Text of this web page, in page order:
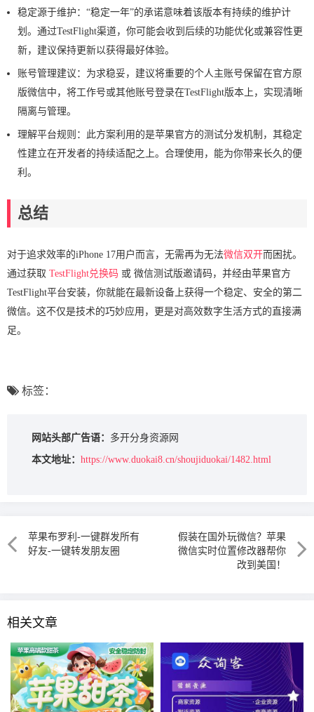
稳定源于维护：“稳定一年”的承诺意味着该版本有持续的维护计
划。通过TestFlight渠道，你可能会收到后续的功能优化或兼容性更
新，建议保持更新以获得最好体验。
账号管理建议：为求稳妥，建议将重要的个人主账号保留在官方原
版微信中，将工作号或其他账号登录在TestFlight版本上，实现清晰
隔离与管理。
理解平台规则：此方案利用的是苹果官方的测试分发机制，其稳定
性建立在开发者的持续适配之上。合理使用，能为你带来长久的便
利。
总结
对于追求效率的iPhone 17用户而言，无需再为无法微信双开而困扰。
通过获取 TestFlight兑换码 或 微信测试版邀请码，并经由苹果官方
TestFlight平台安装，你就能在最新设备上获得一个稳定、安全的第二
微信。这不仅是技术的巧妙应用，更是对高效数字生活方式的直接满
足。
标签：
网站头部广告语： 多开分身资源网
本文地址： https://www.duokai8.cn/shoujiduokai/1482.html
苹果布罗利-一键群发所有
好友-一键转发朋友圈
假装在国外玩微信？苹果
微信实时位置修改器帮你
改到美国！
相关文章